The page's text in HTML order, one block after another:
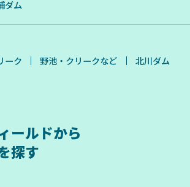
ダム
ーク 野池・クリークなど 北川ダム
ールドから
探す